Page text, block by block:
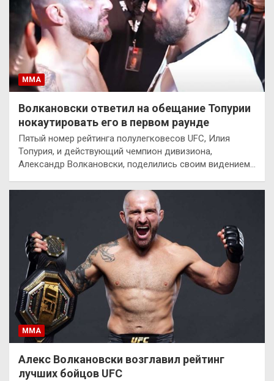
ММА
Волкановски ответил на обещание Топурии
нокаутировать его в первом раунде
Пятый номер рейтинга полулегковесов UFC, Илия
Топурия, и действующий чемпион дивизиона,
Александр Волкановски, поделились своим видением…
ММА
Алекс Волкановски возглавил рейтинг
лучших бойцов UFC